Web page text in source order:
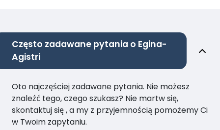
Często zadawane pytania o Egina-
Agistri
Oto najczęściej zadawane pytania. Nie możesz
znaleźć tego, czego szukasz? Nie martw się,
skontaktuj się , a my z przyjemnością pomożemy Ci
w Twoim zapytaniu.